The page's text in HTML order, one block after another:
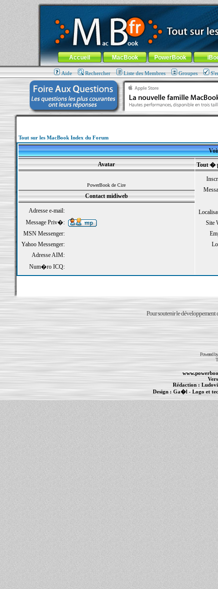
MacBook-fr.com : 100% Apple... 100% nomade !
Aller au contenu-Aller au menu général-Aller au menu de
Menu général
Accueil MacBook PowerBook
Aide Rechercher Liste des Membres Groupes
Tout sur les MacBook Index du Forum
Avatar
Tout �
PowerBook de Cire
Site
Contact midiweb
Adresse e-mail:
Message Priv�:
MSN Messenger:
Yahoo Messenger:
Adresse AIM:
Num�ro ICQ:
Pour soutenir le développement
Powered
Rédaction :
Design : Ga�l - Logo et
MacBook Pro